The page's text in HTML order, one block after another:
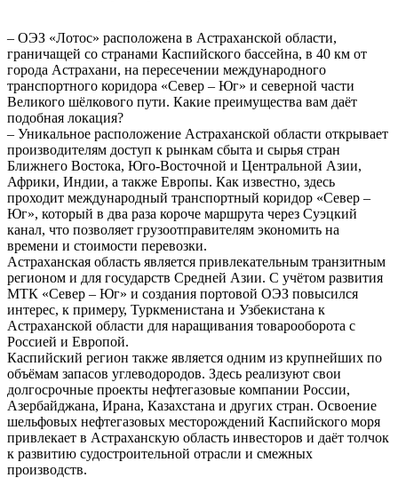
– ОЭЗ «Лотос» расположена в Астраханской области,
граничащей со странами Каспийского бассейна, в 40 км от
города Астрахани, на пересечении международного
транспортного коридора «Север – Юг» и северной части
Великого шёлкового пути. Какие преимущества вам даёт
подобная локация?
– Уникальное расположение Астраханской области открывает
производителям доступ к рынкам сбыта и сырья стран
Ближнего Востока, Юго-Восточной и Центральной Азии,
Африки, Индии, а также Европы. Как известно, здесь
проходит международный транспортный коридор «Север –
Юг», который в два раза короче маршрута через Суэцкий
канал, что позволяет грузоотправителям экономить на
времени и стоимости перевозки.
Астраханская область является привлекательным транзитным
регионом и для государств Средней Азии. С учётом развития
МТК «Север – Юг» и создания портовой ОЭЗ повысился
интерес, к примеру, Туркменистана и Узбекистана к
Астраханской области для наращивания товарооборота с
Россией и Европой.
Каспийский регион также является одним из крупнейших по
объёмам запасов углеводородов. Здесь реализуют свои
долгосрочные проекты нефтегазовые компании России,
Азербайджана, Ирана, Казахстана и других стран. Освоение
шельфовых нефтегазовых месторождений Каспийского моря
привлекает в Астраханскую область инвесторов и даёт толчок
к развитию судостроительной отрасли и смежных
производств.